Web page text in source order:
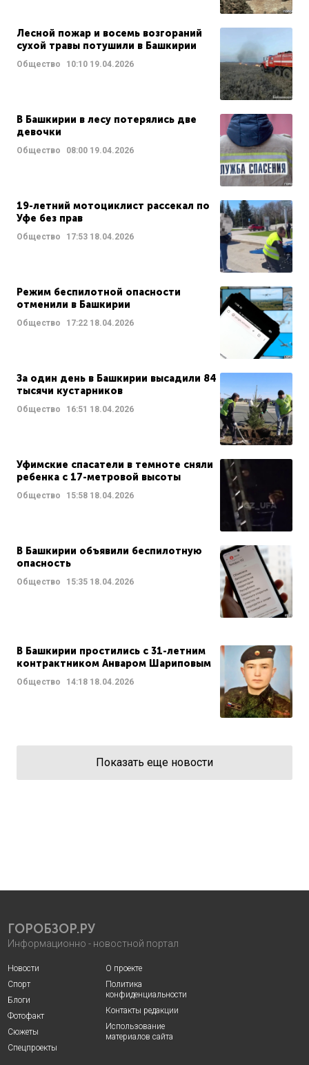
Лесной пожар и восемь возгораний
сухой травы потушили в Башкирии
Общество 10:10 19.04.2026
В Башкирии в лесу потерялись две
девочки
Общество 08:00 19.04.2026
19-летний мотоциклист рассекал по
Уфе без прав
Общество 17:53 18.04.2026
Режим беспилотной опасности
отменили в Башкирии
Общество 17:22 18.04.2026
За один день в Башкирии высадили 84
тысячи кустарников
Общество 16:51 18.04.2026
Уфимские спасатели в темноте сняли
ребенка с 17-метровой высоты
Общество 15:58 18.04.2026
В Башкирии объявили беспилотную
опасность
Общество 15:35 18.04.2026
В Башкирии простились с 31-летним
контрактником Анваром Шариповым
Общество 14:18 18.04.2026
Показать еще новости
ГОРОБЗОР.РУ
Информационно - новостной портал
Новости
Спорт
Блоги
Фотофакт
Сюжеты
Спецпроекты
О проекте
Политика
конфиденциальности
Контакты редакции
Использование
материалов сайта